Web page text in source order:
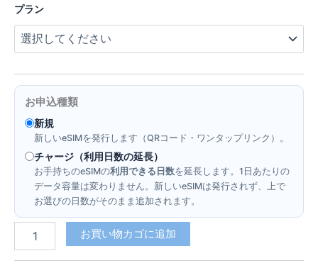
プラン
お申込種類
新規
新しいeSIMを発行します（QRコード・ワンタップリンク）。
チャージ（利用日数の延長）
お手持ちのeSIMの利用できる日数を延長します。1日あたりの
データ容量は変わりません。新しいeSIMは発行されず、上で
お選びの日数がそのまま追加されます。
お買い物カゴに追加